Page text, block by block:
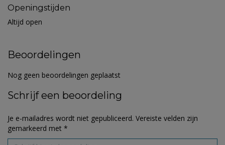
Openingstijden
Altijd open
Beoordelingen
Nog geen beoordelingen geplaatst
Schrijf een beoordeling
Je e-mailadres wordt niet gepubliceerd. Vereiste velden zijn
gemarkeerd met *